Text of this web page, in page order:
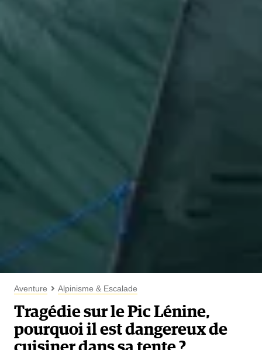
Aventure Alpinisme & Escalade
Tragédie sur le Pic Lénine,
pourquoi il est dangereux de